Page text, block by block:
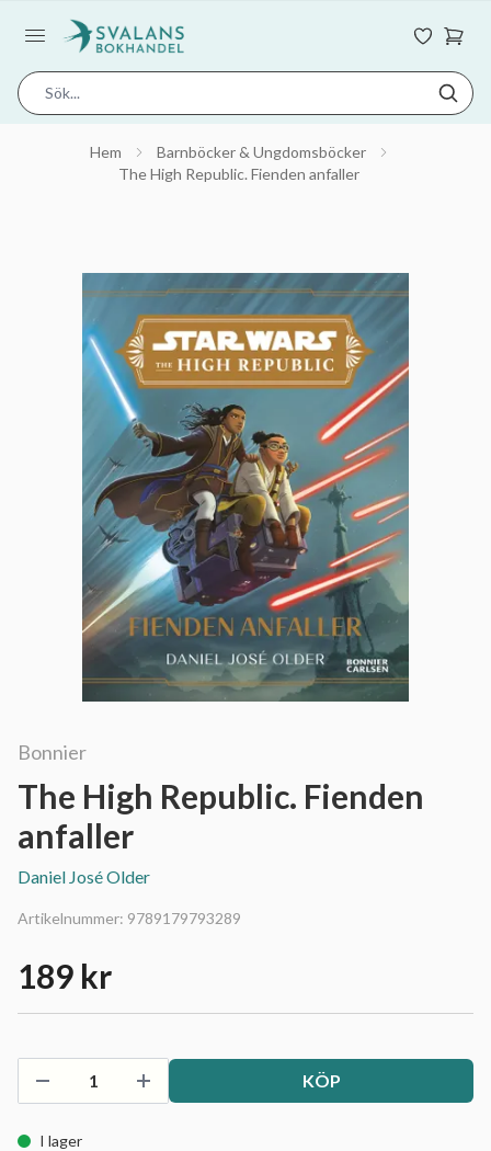
Hem
Barnböcker & Ungdomsböcker
The High Republic. Fienden anfaller
Bonnier
The High Republic. Fienden
anfaller
Daniel José Older
Artikelnummer: 9789179793289
189 kr
KÖP
I lager